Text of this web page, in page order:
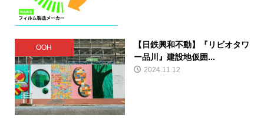
OOH
【日鉄興和不動】『リビオタワ
ー品川』建設地仮囲...
2024.11.12